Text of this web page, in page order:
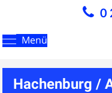
0
Menü
Hachenburg /